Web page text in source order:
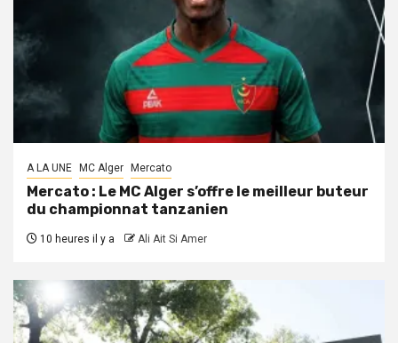
A LA UNE MC Alger Mercato
Mercato : Le MC Alger s’offre le meilleur buteur
du championnat tanzanien
10 heures il y a Ali Ait Si Amer